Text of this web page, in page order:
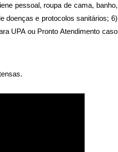
pessoal, roupa de cama, banho,
doenças e protocolos sanitários; 6)
UPA ou Pronto Atendimento caso